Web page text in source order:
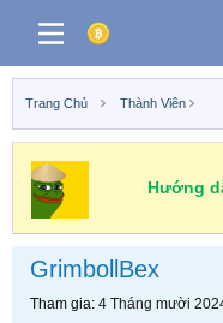
Trang Chủ Thành Viên
Hướng
GrimbollBex
Tham gia 4 Tháng mười